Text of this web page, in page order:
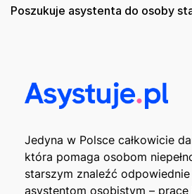
Poszukuje asystenta do osoby
Jedyna w Polsce całkowicie
która pomaga osobom
starszym znaleźć
asystentom osobistym – pracę